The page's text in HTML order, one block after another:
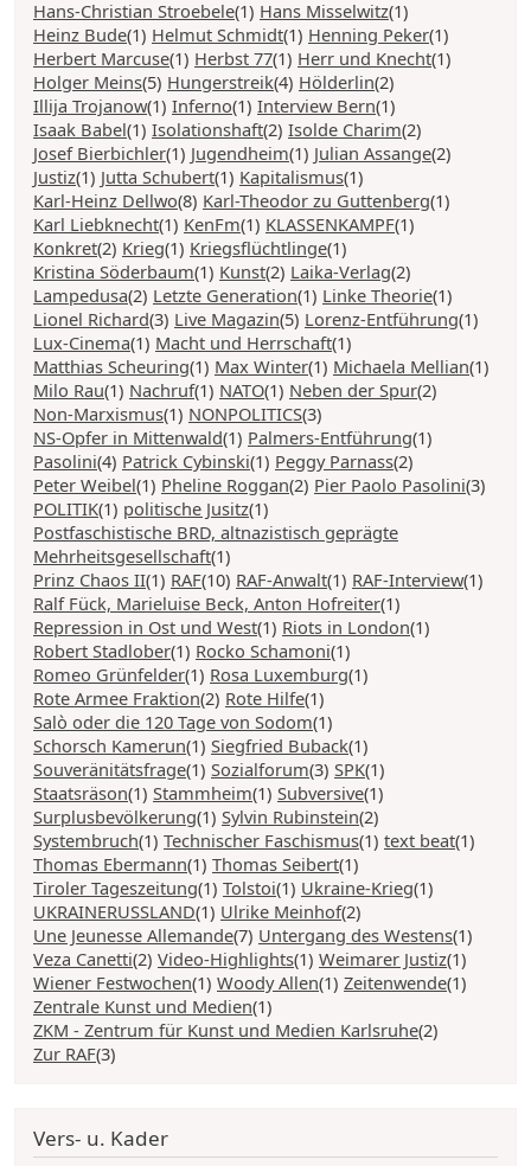
Hans-Christian Stroebele(1) Hans Misselwitz(1)
Heinz Bude(1) Helmut Schmidt(1) Henning Peker(1)
Herbert Marcuse(1) Herbst 77(1) Herr und Knecht(1)
Holger Meins(5) Hungerstreik(4) Hölderlin(2)
Illija Trojanow(1) Inferno(1) Interview Bern(1)
Isaak Babel(1) Isolationshaft(2) Isolde Charim(2)
Josef Bierbichler(1) Jugendheim(1) Julian Assange(2)
Justiz(1) Jutta Schubert(1) Kapitalismus(1)
Karl-Heinz Dellwo(8) Karl-Theodor zu Guttenberg(1)
Karl Liebknecht(1) KenFm(1) KLASSENKAMPF(1)
Konkret(2) Krieg(1) Kriegsflüchtlinge(1)
Kristina Söderbaum(1) Kunst(2) Laika-Verlag(2)
Lampedusa(2) Letzte Generation(1) Linke Theorie(1)
Lionel Richard(3) Live Magazin(5) Lorenz-Entführung(1)
Lux-Cinema(1) Macht und Herrschaft(1)
Matthias Scheuring(1) Max Winter(1) Michaela Mellian(1)
Milo Rau(1) Nachruf(1) NATO(1) Neben der Spur(2)
Non-Marxismus(1) NONPOLITICS(3)
NS-Opfer in Mittenwald(1) Palmers-Entführung(1)
Pasolini(4) Patrick Cybinski(1) Peggy Parnass(2)
Peter Weibel(1) Pheline Roggan(2) Pier Paolo Pasolini(3)
POLITIK(1) politische Jusitz(1)
Postfaschistische BRD, altnazistisch geprägte
Mehrheitsgesellschaft(1)
Prinz Chaos II(1) RAF(10) RAF-Anwalt(1) RAF-Interview(1)
Ralf Fück, Marieluise Beck, Anton Hofreiter(1)
Repression in Ost und West(1) Riots in London(1)
Robert Stadlober(1) Rocko Schamoni(1)
Romeo Grünfelder(1) Rosa Luxemburg(1)
Rote Armee Fraktion(2) Rote Hilfe(1)
Salò oder die 120 Tage von Sodom(1)
Schorsch Kamerun(1) Siegfried Buback(1)
Souveränitätsfrage(1) Sozialforum(3) SPK(1)
Staatsräson(1) Stammheim(1) Subversive(1)
Surplusbevölkerung(1) Sylvin Rubinstein(2)
Systembruch(1) Technischer Faschismus(1) text beat(1)
Thomas Ebermann(1) Thomas Seibert(1)
Tiroler Tageszeitung(1) Tolstoi(1) Ukraine-Krieg(1)
UKRAINERUSSLAND(1) Ulrike Meinhof(2)
Une Jeunesse Allemande(7) Untergang des Westens(1)
Veza Canetti(2) Video-Highlights(1) Weimarer Justiz(1)
Wiener Festwochen(1) Woody Allen(1) Zeitenwende(1)
Zentrale Kunst und Medien(1)
ZKM - Zentrum für Kunst und Medien Karlsruhe(2)
Zur RAF(3)
Vers- u. Kader